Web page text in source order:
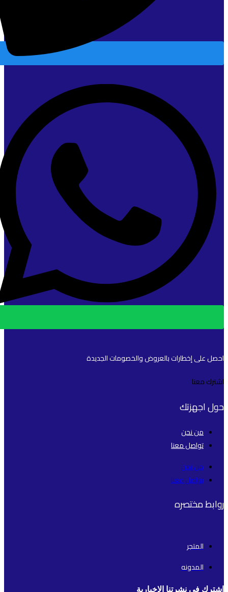
احصل على إخطارات بالعروض والخصومات الجديدة
اشترك معنا
حول اجهزتك
من نحن
تواصل معنا
من نحن
تواصل معنا
روابط مختصره
المتجر
المدونه
اشترك في نشرتنا الإخبارية